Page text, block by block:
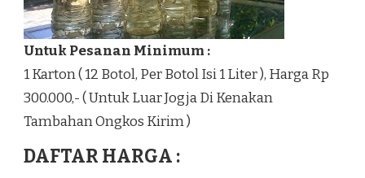
Untuk Pesanan Minimum :
1 Karton ( 12 Botol, Per Botol Isi 1 Liter ), Harga Rp
300.000,- ( Untuk Luar Jogja Di Kenakan
Tambahan Ongkos Kirim )
DAFTAR HARGA :